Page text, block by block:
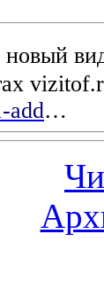
новый
add…